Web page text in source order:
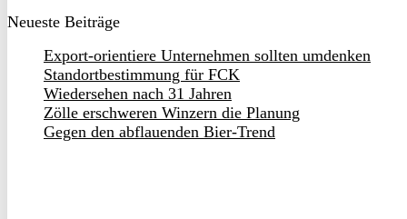
Neueste Beiträge
Export-orientiere Unternehmen sollten umdenken
Standortbestimmung für FCK
Wiedersehen nach 31 Jahren
Zölle erschweren Winzern die Planung
Gegen den abflauenden Bier-Trend